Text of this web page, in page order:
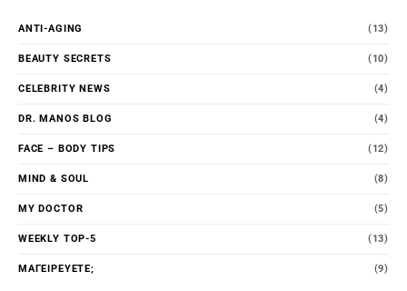
ANTI-AGING (13)
BEAUTY SECRETS (10)
CELEBRITY NEWS (4)
DR. MANOS BLOG (4)
FACE – BODY TIPS (12)
MIND & SOUL (8)
MY DOCTOR (5)
WEEKLY TOP-5 (13)
ΜΑΓΕΙΡΕΎΕΤΕ; (9)